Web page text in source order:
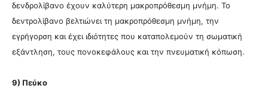
δενδρολίβανο έχουν καλύτερη μακροπρόθεσμη μνήμη. Το
δεντρολίβανο βελτιώνει τη μακροπρόθεσμη μνήμη, την
εγρήγορση και έχει ιδιότητες που καταπολεμούν τη σωματική
εξάντληση, τους πονοκεφάλους και την πνευματική κόπωση.
9) Πεύκο